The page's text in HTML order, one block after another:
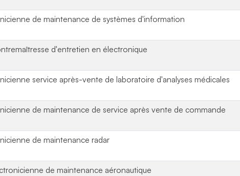
de maintenance de systèmes d'information
d'entretien en électronique
service après-vente de laboratoire d'analyses médicales
de maintenance de service après vente de commande
de maintenance radar
de maintenance aéronautique